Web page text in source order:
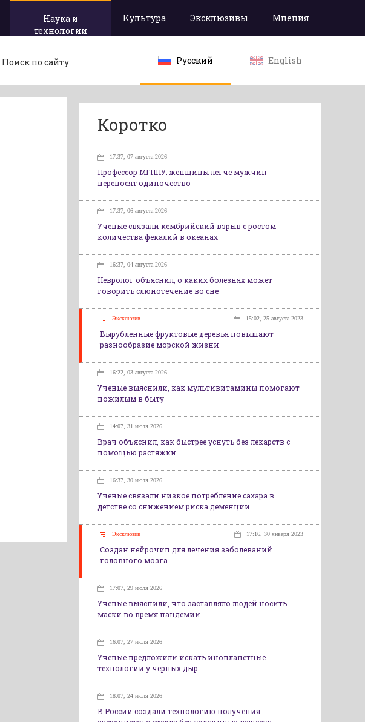
Наука и
технологии
Культура Эксклюзивы Мнения
Русский English
Коротко
17:37, 07 августа 2026
Профессор МГППУ: женщины легче мужчин
переносят одиночество
17:37, 06 августа 2026
Ученые связали кембрийский взрыв с ростом
количества фекалий в океанах
16:37, 04 августа 2026
Невролог объяснил, о каких болезнях может
говорить слюнотечение во сне
Эксклюзив 15:02, 25 августа 2023
Вырубленные фруктовые деревья повышают
разнообразие морской жизни
16:22, 03 августа 2026
Ученые выяснили, как мультивитамины помогают
пожилым в быту
14:07, 31 июля 2026
Врач объяснил, как быстрее уснуть без лекарств с
помощью растяжки
16:37, 30 июля 2026
Ученые связали низкое потребление сахара в
детстве со снижением риска деменции
Эксклюзив 17:16, 30 января 2023
Создан нейрочип для лечения заболеваний
головного мозга
17:07, 29 июля 2026
Ученые выяснили, что заставляло людей носить
маски во время пандемии
16:07, 27 июля 2026
Ученые предложили искать инопланетные
технологии у черных дыр
18:07, 24 июля 2026
В России создали технологию получения